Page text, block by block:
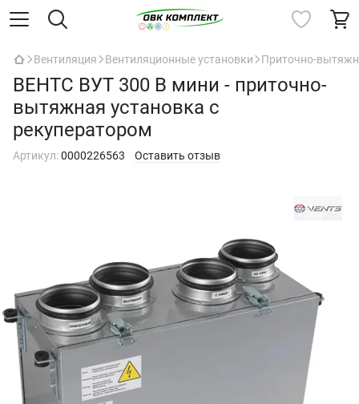
Вентиляция Вентиляционные установки Приточно-
ВЕНТС ВУТ 300 В мини - приточно-
вытяжная установка с
рекуператором
Артикул:0000226563 Оставить отзыв